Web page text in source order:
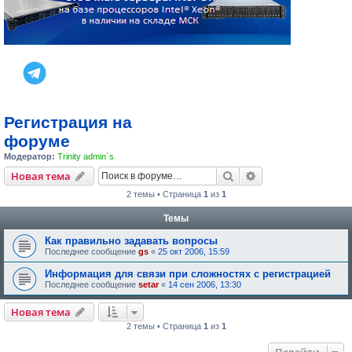
Регистрация на
форуме
Модератор: Trinity admin`s
Новая тема Поиск
2 темы • Страница 1 из 1
Темы
Как правильно задавать вопросы
Последнее сообщение gs « 25 окт 2006, 15:59
Информация для связи при сложностях с регистрацией
Последнее сообщение setar« 14 сен 2006, 13:30
Новая тема
2 темы • Страница 1 из 1